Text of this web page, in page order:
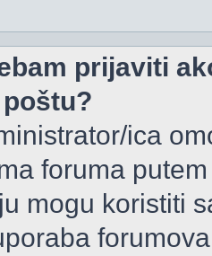
prijaviti
ica
foruma
mogu koristiti